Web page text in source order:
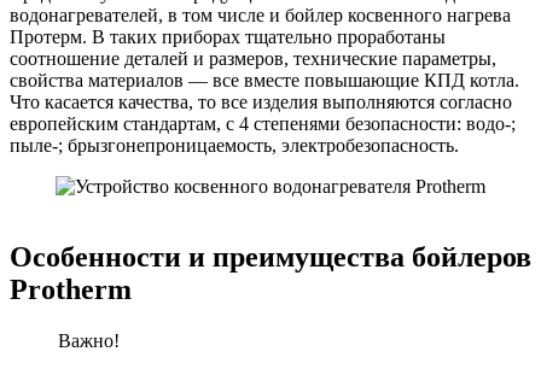
водонагревателей, в том числе и бойлер косвенного нагрева
Протерм. В таких приборах тщательно проработаны
соотношение деталей и размеров, технические параметры,
свойства материалов — все вместе повышающие КПД котла.
Что касается качества, то все изделия выполняются согласно
европейским стандартам, с 4 степенями безопасности: водо-;
пыле-; брызгонепроницаемость, электробезопасность.
Особенности и преимущества бойлеров
Protherm
Важно!